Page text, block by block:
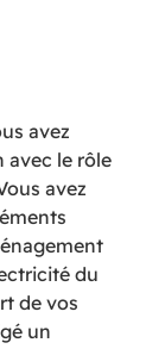
avez
avec le rôle
avez
du
de vos
un